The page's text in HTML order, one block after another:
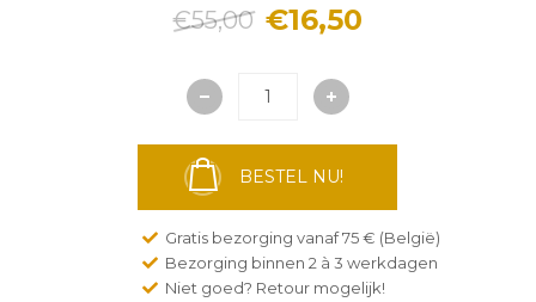
€55,00 €16,50
BESTEL NU!
Gratis bezorging vanaf 75 € (België)
Bezorging binnen 2 à 3 werkdagen
Niet goed? Retour mogelijk!